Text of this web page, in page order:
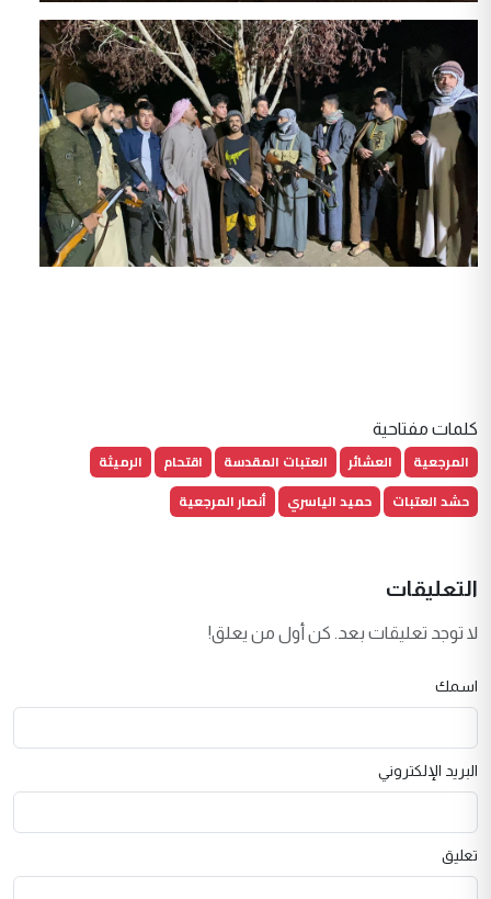
كلمات مفتاحية
المرجعية العشائر العتبات المقدسة اقتحام
الرميثة
حشد العتبات
حميد الياسري أنصار المرجعية
التعليقات
لا توجد تعليقات بعد. كن أول من يعلق!
اسمك
البريد الإلكتروني
تعليق